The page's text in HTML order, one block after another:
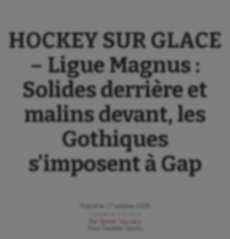
HOCKEY SUR GLACE
– Ligue Magnus :
Solides derrière et
malins devant, les
Gothiques
s’imposent à Gap
Publié le
17 octobre 2025
Par
Simon Vasseur
Gazette Sports